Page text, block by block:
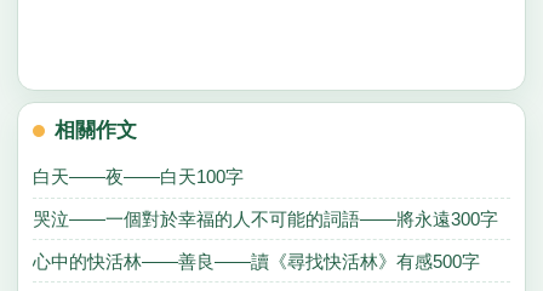
相關作文
白天——夜——白天100字
哭泣——一個對於幸福的人不可能的詞語——將永遠300字
心中的快活林——善良——讀《尋找快活林》有感500字